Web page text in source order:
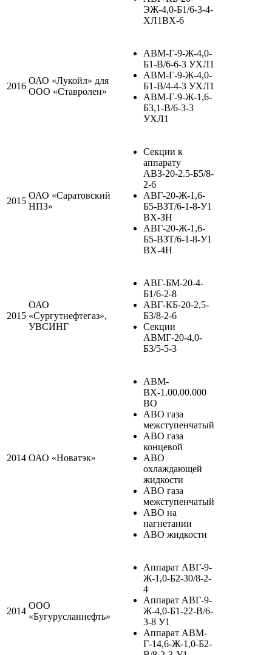
ЭЖ-4,0-Б1/6-3-4-
ХЛ1ВХ-6
2016
ОАО «Лукойл» для
ООО «Ставролен»
АВМ-Г-9-Ж-4,0-
Б1-В/6-6-3 УХЛ1
АВМ-Г-9-Ж-4,0-
Б1-В/4-4-3 УХЛ1
АВМ-Г-9-Ж-1,6-
Б3,1-В/6-3-3
УХЛ1
2015
ОАО «Саратовский
НПЗ»
Секции к
аппарату
АВЗ-20-2.5-Б5/8-
2-6
АВГ-20-Ж-1,6-
Б5-ВЗТ/6-1-8-У1
ВХ-ЗН
АВГ-20-Ж-1,6-
Б5-ВЗТ/6-1-8-У1
ВХ-4Н
2015
ОАО
«Сургутнефтегаз»,
УВСИНГ
АВГ-БМ-20-4-
Б1/6-2-8
АВГ-КБ-20-2,5-
Б3/8-2-6
Секции
АВМГ-20-4,0-
Б3/5-5-3
2014 ОАО «Новатэк»
АВМ-
ВХ-1.00.00.000
ВО
АВО газа
межступенчатый
АВО газа
концевой
АВО
охлаждающей
жидкости
АВО газа
межступенчатый
АВО на
нагнетании
АВО жидкости
2014
ООО
«Бугурусланнефть»
Аппарат АВГ-9-
Ж-1,0-Б2-30/8-2-
4
Аппарат АВГ-9-
Ж-4,0-Б1-22-В/6-
3-8 У1
Аппарат АВМ-
Г-14,6-Ж-1,0-Б2-